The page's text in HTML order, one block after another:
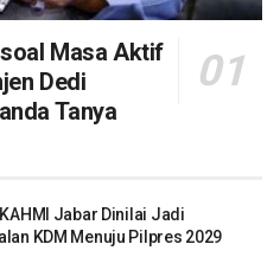
Masa Aktif
Dedi
Tanya
Jabar Dinilai Jadi
KDM Menuju Pilpres 2029